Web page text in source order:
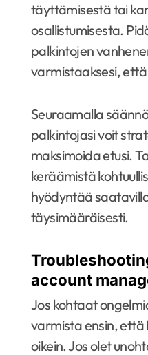
täyttämisestä tai
osallistumisesta.
palkintojen
varmistaaksesi,
Seuraamalla
palkintojasi voit
maksimoida etusi.
keräämistä
hyödyntää
täysimääräisesti.
account
Jos kohtaat
varmista ensin,
oikein. Jos olet